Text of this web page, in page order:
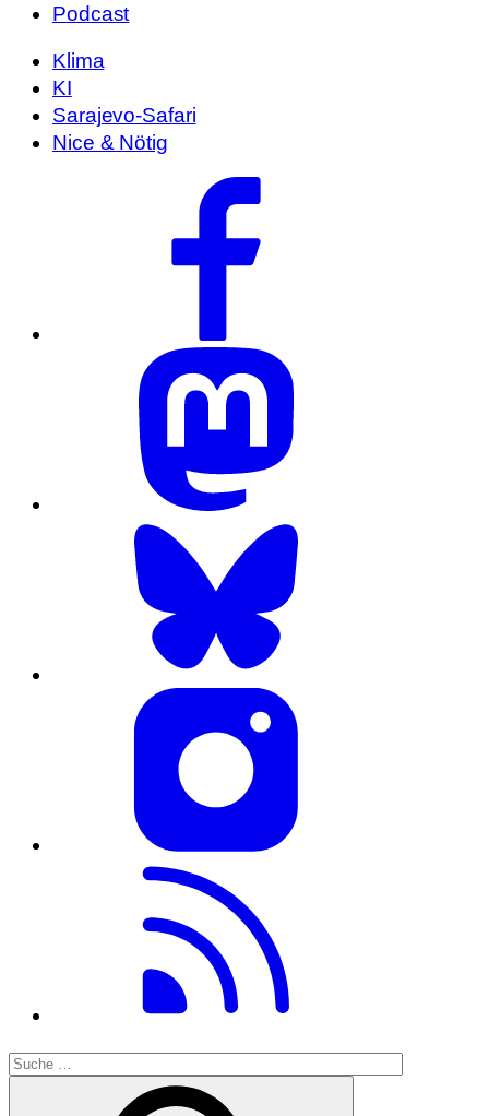
Podcast
Klima
KI
Sarajevo-Safari
Nice & Nötig